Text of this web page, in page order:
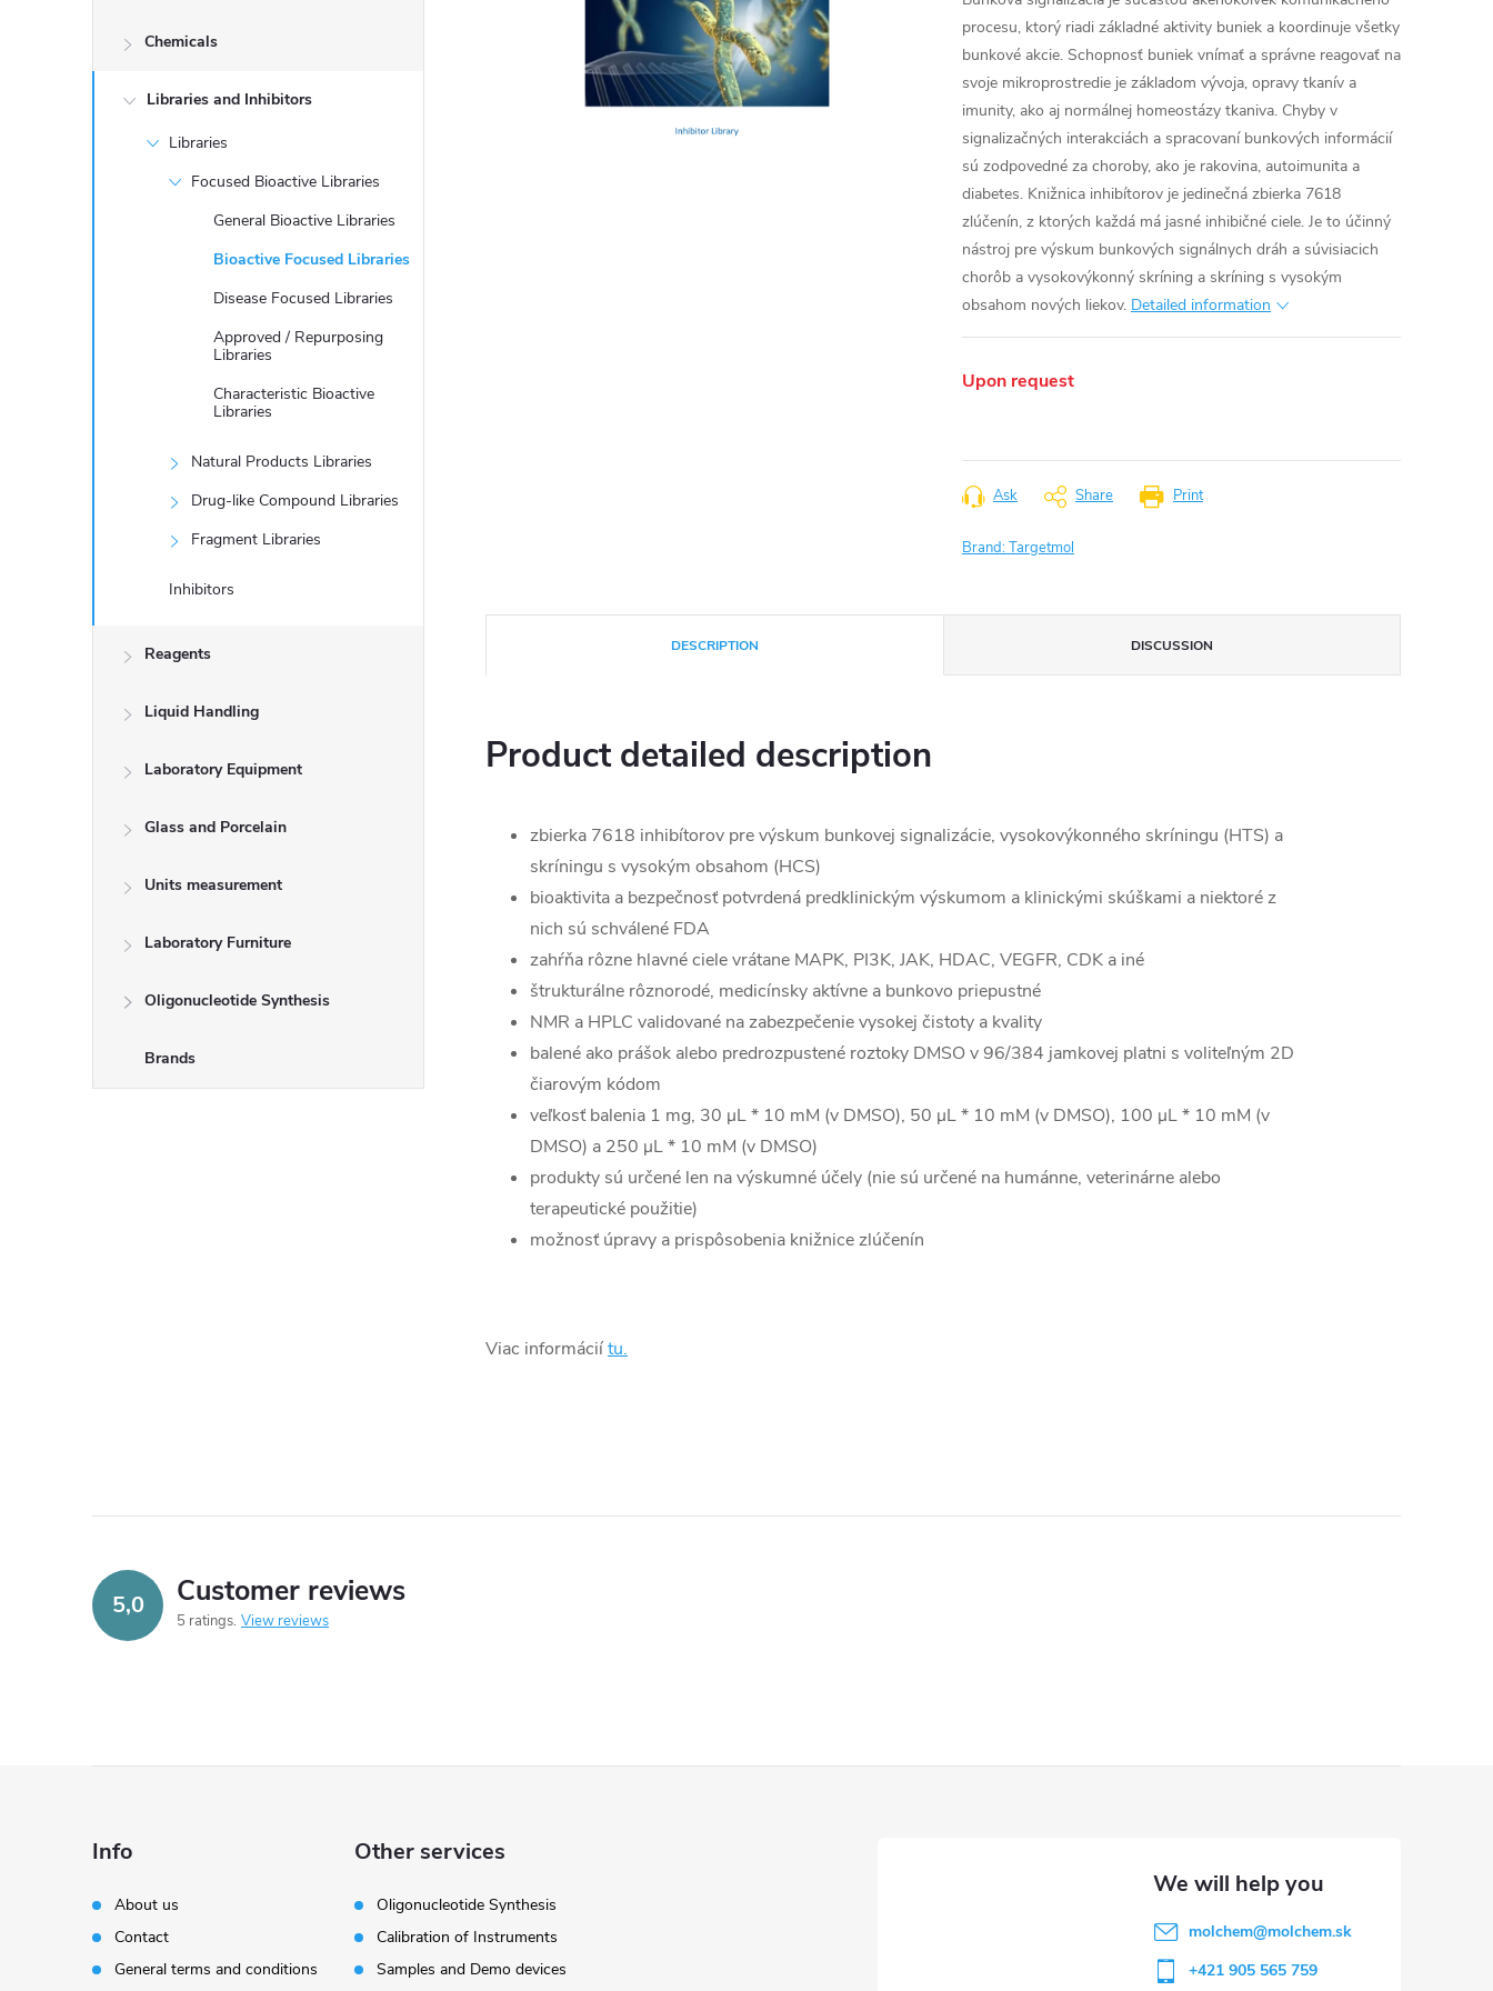
e
Chemicals
Libraries and Inhibitors
Libraries
Focused Bioactive Libraries
General Bioactive Libraries
Bioactive Focused Libraries
Disease Focused Libraries
Approved / Repurposing
Libraries
Characteristic Bioactive
Libraries
Natural Products Libraries
Drug-like Compound Libraries
Fragment Libraries
Inhibitors
Reagents
Liquid Handling
Laboratory Equipment
Glass and Porcelain
Units measurement
Laboratory Furniture
Oligonucleotide Synthesis
Brands
procesu, ktorý riadi základné aktivity buniek a koordinuje všetky
bunkové akcie. Schopnosť buniek vnímať a správne reagovať na
svoje mikroprostredie je základom vývoja, opravy tkanív a
imunity, ako aj normálnej homeostázy tkaniva. Chyby v
signalizačných interakciách a spracovaní bunkových informácií
sú zodpovedné za choroby, ako je rakovina, autoimunita a
diabetes. Knižnica inhibítorov je jedinečná zbierka 7618
zlúčenín, z ktorých každá má jasné inhibičné ciele. Je to účinný
nástroj pre výskum bunkových signálnych dráh a súvisiacich
chorôb a vysokovýkonný skríning a skríning s vysokým
obsahom nových liekov. Detailed information
Upon request
Print
Ask Share
Brand:Targetmol
DESCRIPTION DISCUSSION
Product detailed description
zbierka 7618 inhibítorov pre výskum bunkovej signalizácie, vysokovýkonného skríningu (HTS) a
skríningu s vysokým obsahom (HCS)
bioaktivita a bezpečnosť potvrdená predklinickým výskumom a klinickými skúškami a niektoré z
nich sú schválené FDA
zahŕňa rôzne hlavné ciele vrátane MAPK, PI3K, JAK, HDAC, VEGFR, CDK a iné
štrukturálne rôznorodé, medicínsky aktívne a bunkovo priepustné
NMR a HPLC validované na zabezpečenie vysokej čistoty a kvality
balené ako prášok alebo predrozpustené roztoky DMSO v 96/384 jamkovej platni s voliteľným 2D
čiarovým kódom
veľkosť balenia 1 mg, 30 μL * 10 mM (v DMSO), 50 μL * 10 mM (v DMSO), 100 μL * 10 mM (v
DMSO) a 250 μL * 10 mM (v DMSO)
produkty sú určené len na výskumné účely (nie sú určené na humánne, veterinárne alebo
terapeutické použitie)
možnosť úpravy a prispôsobenia knižnice zlúčenín
Viac informáciítu.
5,0 Customer reviews
5 ratings View reviews
Info
About us
Contact
General terms and conditions
Other services
Oligonucleotide Synthesis
Calibration of Instruments
Samples and Demo devices
molchem@molchem.sk
+421 905 565 759